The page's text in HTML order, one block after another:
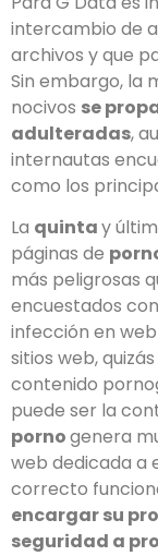
intercambio de
archivos y que
Sin embargo, la
nocivos se
adulteradas,
internautas
como los
La quintay
páginas de
más peligrosas
encuestados
infección en
sitios web,
contenido
puede ser la
pornogenera
web dedicada a
correcto
encargar su
seguridad a